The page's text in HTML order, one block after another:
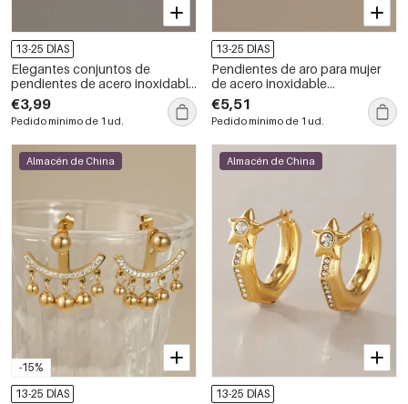
13-25 DÍAS
Elegantes conjuntos de
pendientes de acero inoxidable
color oro con circonitas de la
marca Clover para mujer.
€3,99
Pedido mínimo de 1 ud.
13-25 DÍAS
Pendientes de aro para mujer
de acero inoxidable
impermeables con diseño de
patchwork circular, de la serie
Simple y elegantes.
€5,51
Pedido mínimo de 1 ud.
-15%
Almacén de China
13-25 DÍAS
Almacén de China
13-25 DÍAS